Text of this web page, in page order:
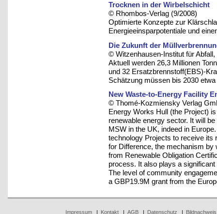
Trocknen in der Wirbelschicht
© Rhombos-Verlag (9/2008)
Optimierte Konzepte zur
Energieeinsparpotentiale und
Die Zukunft der
© Witzenhausen-Institut für
Aktuell werden 26,3 Millionen
und 32 Ersatzbrennstoff(EBS)-
Schätzung müssen bis 2030
New Waste-to-Energy Facility
© Thomé-Kozmiensky Verlag
Energy Works Hull (the Project)
renewable energy sector. It will
MSW in the UK, indeed in
technology Projects to receive its
for Difference, the mechanism
from Renewable Obligation
process. It also plays a
The level of community
a GBP19.9M grant from the
Impressum| Kontakt| AGB| Datenschutz Bildnachweis